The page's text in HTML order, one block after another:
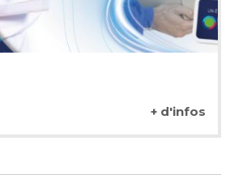
+ d'infos